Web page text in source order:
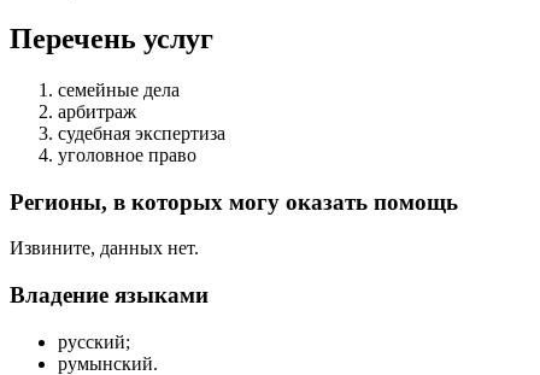
Перечень услуг
семейные дела
арбитраж
судебная экспертиза
уголовное право
Регионы, в которых могу оказать помощь
Извините, данных нет.
Владение языками
русский;
румынский.